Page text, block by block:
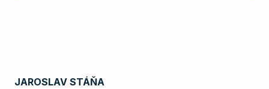
JAROSLAV STÁŇA